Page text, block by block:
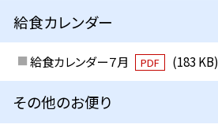
給食カレンダー
給食カレンダー７月 PDF (183 KB)
その他のお便り